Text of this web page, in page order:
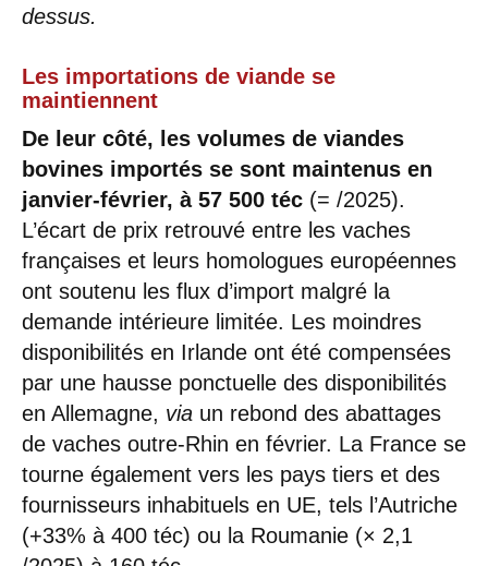
dessus.
Les importations de viande se
maintiennent
De leur côté, les volumes de viandes
bovines importés se sont maintenus en
janvier-février, à 57 500 téc (= /2025).
L’écart de prix retrouvé entre les vaches
françaises et leurs homologues européennes
ont soutenu les flux d’import malgré la
demande intérieure limitée. Les moindres
disponibilités en Irlande ont été compensées
par une hausse ponctuelle des disponibilités
en Allemagne, via un rebond des abattages
de vaches outre-Rhin en février. La France se
tourne également vers les pays tiers et des
fournisseurs inhabituels en UE, tels l’Autriche
(+33% à 400 téc) ou la Roumanie (× 2,1